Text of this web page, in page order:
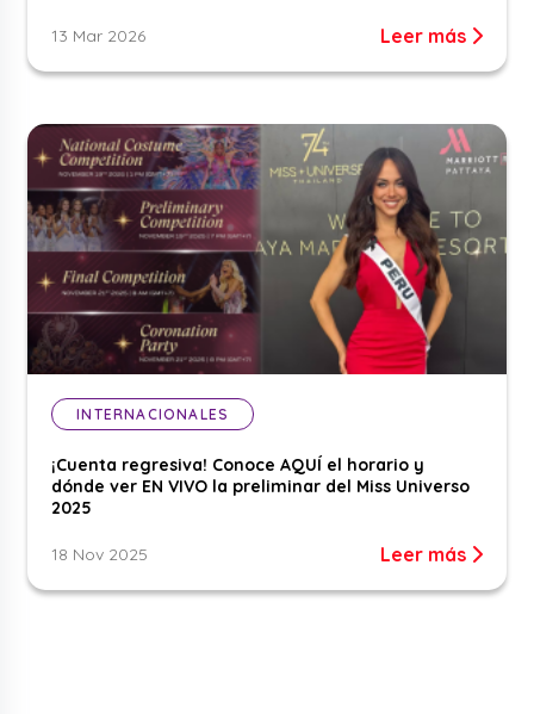
13 Mar 2026 Leer más
INTERNACIONALES
¡Cuenta regresiva! Conoce AQUÍ el horario y
dónde ver EN VIVO la preliminar del Miss Universo
2025
18 Nov 2025 Leer más